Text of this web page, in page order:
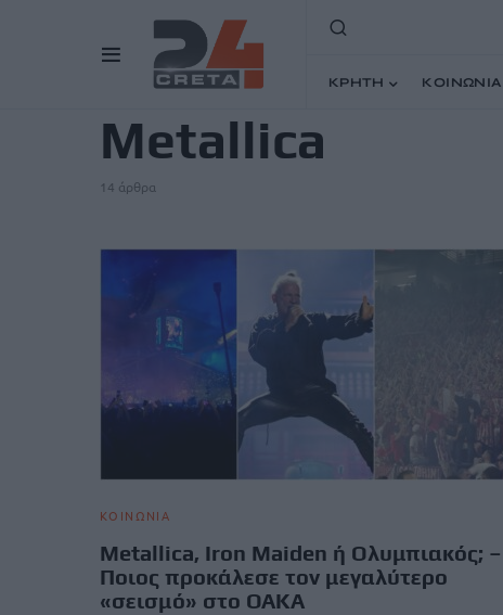
ΚΡΗΤΗ ΚΟΙΝΩΝΙΑ
ΑΠΟΤΕΛΈΣΜΑΤΑ ΑΝΑΖΉΤΗΣΗΣ
Metallica
14 άρθρα
ΚΟΙΝΩΝΙΑ
Metallica, Iron Maiden ή Ολυμπιακός; –
Ποιος προκάλεσε τον μεγαλύτερο
«σεισμό» στο ΟΑΚΑ